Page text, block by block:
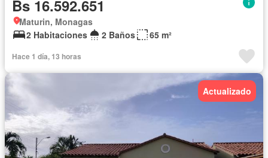
Bs 16.592.651
Maturin, Monagas
2 Habitaciones
2 Baños 65 m²
Hace 1 día, 13 horas
Actualizado